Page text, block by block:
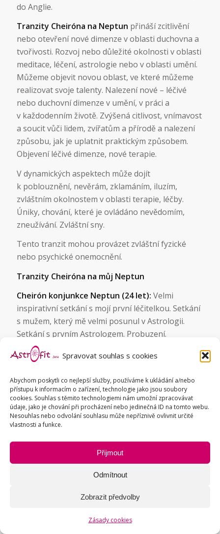
Spravovat souhlas s cookies
Abychom poskytli co nejlepší služby, používáme k ukládání a/nebo
přístupu k informacím o zařízení, technologie jako jsou soubory
cookies. Souhlas s těmito technologiemi nám umožní zpracovávat
údaje, jako je chování při procházení nebo jedinečná ID na tomto webu.
Nesouhlas nebo odvolání souhlasu může nepříznivě ovlivnit určité
vlastnosti a funkce.
Přijmout
Odmítnout
Zobrazit předvolby
Zásady cookies
do Anglie.
Tranzity Cheiróna na Neptun přináší zcitlivění
nebo otevření nové dimenze v oblasti duchovna a
tvořivosti. Rozvoj nebo důležité okolnosti v oblasti
meditace, léčení, astrologie nebo v oblasti umění.
Můžeme objevit novou oblast, ve které můžeme
realizovat svoje talenty. Nalezení nové – léčivé
nebo duchovní dimenze v umění, v práci a
v každodenním životě. Zvýšená citlivost, vnímavost
a soucit vůči lidem, zvířatům a přírodě a nalezení
způsobu, jak je uplatnit praktickým způsobem.
Objevení léčivé dimenze, nové terapie.
V dynamických aspektech může dojít
k poblouznění, nevěrám, zklamáním, iluzím,
zvláštním okolnostem v oblasti terapie, léčby.
Úniky, chování, které je ovládáno nevědomím,
zneužívání. Zvláštní sny.
Tento tranzit mohou provázet zvláštní fyzické
nebo psychické onemocnění.
Tranzity Cheiróna na můj Neptun
Cheirón konjunkce Neptun (24 let): Velmi
inspirativní setkání s mojí první léčitelkou. Setkání
s mužem, který mě velmi posunul v Astrologii.
Setkání s prvním Astrologem. Probuzení.
Uvědomnění si své skutečné cesty. Na druhou
stranu poblouznění novými duchovními
proběhla moje nevěra (vůči prvnímu manželovi).
Tranzity Cheiróna na Plutopřináší léčení našich
hlubokých traumat, tlaků a potlačených emocí.
Léčení nebo potřeba změnit postoj k vlastní moci,
kontrole, vůli, vášním, žárlivosti, manipulaci,
vlastní smrtelnosti. Setkání nebo konfrontace
a sebekontrolu. Nepodlehnout svým emocím,
svým stinným stránkám, čehož bychom pak mohli